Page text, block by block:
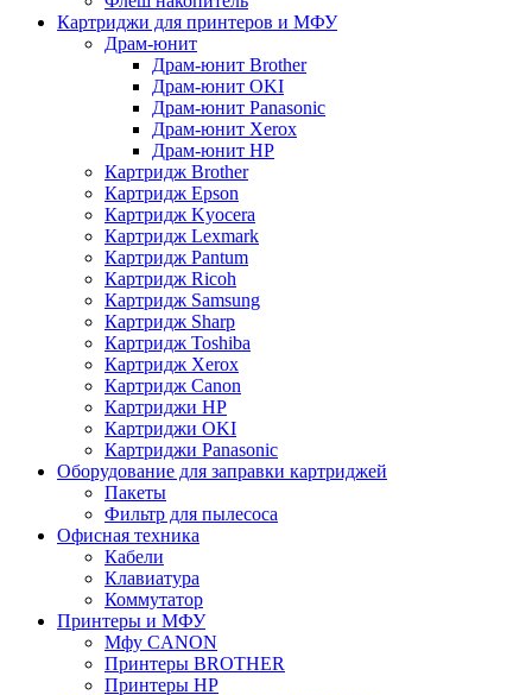
Картриджи для принтеров и МФУ
Драм-юнит
Драм-юнит Brother
Драм-юнит OKI
Драм-юнит Panasonic
Драм-юнит Xerox
Драм-юнит НР
Картридж Brother
Картридж Epson
Картридж Kyocera
Картридж Lexmark
Картридж Pantum
Картридж Ricoh
Картридж Samsung
Картридж Sharp
Картридж Toshiba
Картридж Xerox
Картридж Сanon
Картриджи HP
Картриджи OKI
Картриджи Panasonic
Оборудование для заправки картриджей
Пакеты
Фильтр для пылесоса
Офисная техника
Кабели
Клавиатура
Коммутатор
Принтеры и МФУ
Мфу CANON
Принтеры BROTHER
Принтеры HP